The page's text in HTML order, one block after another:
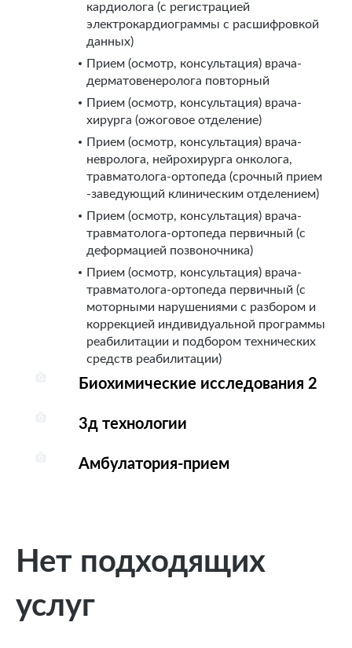
кардиолога (с регистрацией
электрокардиограммы с расшифровкой
данных)
Прием (осмотр, консультация) врача-
дерматовенеролога повторный
Прием (осмотр, консультация) врача-
хирурга (ожоговое отделение)
Прием (осмотр, консультация) врача-
невролога, нейрохирурга онколога,
травматолога-ортопеда (срочный прием
-заведующий клиническим отделением)
Прием (осмотр, консультация) врача-
травматолога-ортопеда первичный (с
деформацией позвоночника)
Прием (осмотр, консультация) врача-
травматолога-ортопеда первичный (с
моторными нарушениями с разбором и
коррекцией индивидуальной программы
реабилитации и подбором технических
средств реабилитации)
Биохимические исследования 2
3д технологии
Амбулатория-прием
Нет подходящих
услуг